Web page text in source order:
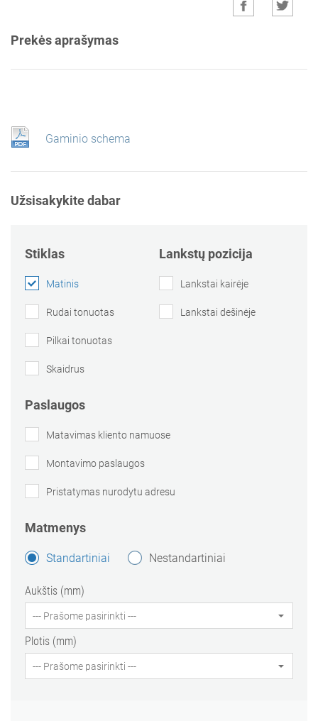
Prekės aprašymas
Gaminio schema
Užsisakykite dabar
Stiklas
Matinis
Rudai tonuotas
Pilkai tonuotas
Skaidrus
Lankstų pozicija
Lankstai kairėje
Lankstai dešinėje
Paslaugos
Matavimas kliento namuose
Montavimo paslaugos
Pristatymas nurodytu adresu
Matmenys
Standartiniai Nestandartiniai
Aukštis (mm)
Plotis (mm)